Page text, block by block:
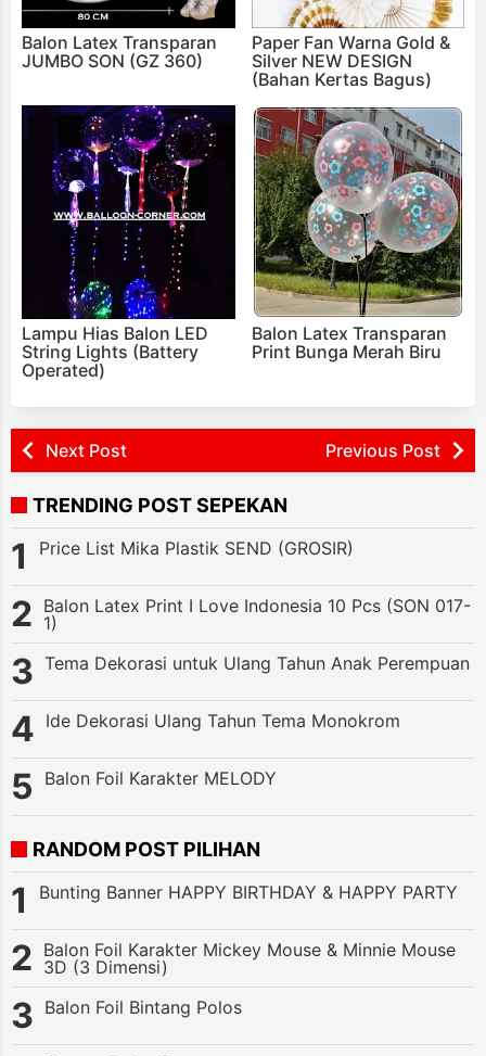
Balon Latex Transparan
JUMBO SON (GZ 360)
Paper Fan Warna Gold &
Silver NEW DESIGN
(Bahan Kertas Bagus)
Lampu Hias Balon LED
String Lights (Battery
Operated)
Balon Latex Transparan
Print Bunga Merah Biru
Next Post Previous Post
TRENDING POST SEPEKAN
Price List Mika Plastik SEND (GROSIR)
Balon Latex Print I Love Indonesia 10 Pcs (SON 017-
1)
Tema Dekorasi untuk Ulang Tahun Anak Perempuan
Ide Dekorasi Ulang Tahun Tema Monokrom
Balon Foil Karakter MELODY
RANDOM POST PILIHAN
Bunting Banner HAPPY BIRTHDAY & HAPPY PARTY
Balon Foil Karakter Mickey Mouse & Minnie Mouse
3D (3 Dimensi)
Balon Foil Bintang Polos